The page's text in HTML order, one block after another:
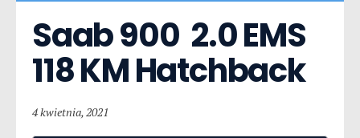
Saab 900  2.0 EMS
118 KM Hatchback
4 kwietnia, 2021